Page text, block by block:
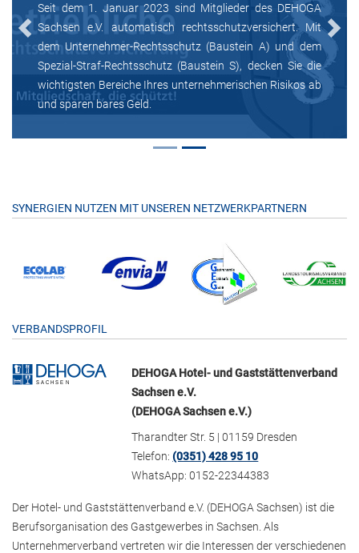
Seit dem 1. Januar 2023 sind Mitglieder des DEHOGA
Sachsen e.V. automatisch rechtsschutzversichert. Mit
dem Unternehmer-Rechtsschutz (Baustein A) und dem
Spezial-Straf-Rechtsschutz (Baustein S), decken Sie die
wichtigsten Bereiche Ihres unternehmerischen Risikos ab
und sparen bares Geld.
Previous Next
SYNERGIEN NUTZEN MIT UNSEREN NETZWERKPARTNERN
VERBANDSPROFIL
DEHOGA Hotel- und Gaststättenverband
Sachsen e.V.
(DEHOGA Sachsen e.V.)
Tharandter Str. 5 | 01159 Dresden
Telefon:(0351) 428 95 10
WhatsApp: 0152-22344383
Der Hotel- und Gaststättenverband e.V. (DEHOGA Sachsen) ist die
Berufsorganisation des Gastgewerbes in Sachsen. Als
Unternehmerverband vertreten wir die Interessen der verschiedenen